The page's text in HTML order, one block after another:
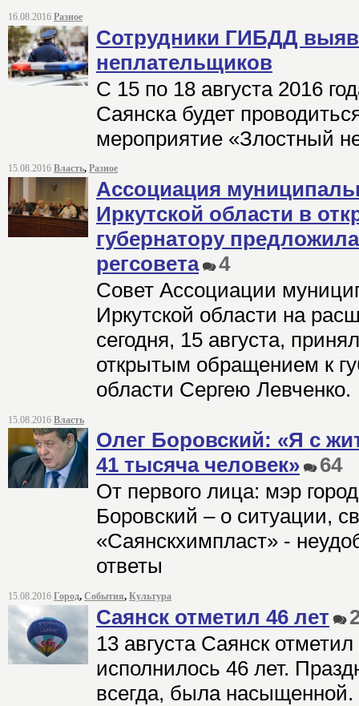
16.08.2016 Разное
Сотрудники ГИБДД
неплательщиков
С 15 по 18 августа 2016
Саянска будет
мероприятие «Злостный
15.08.2016 Власть, Разное
Ассоциация
Иркутской области в
губернатору
регсовета
4
Совет Ассоциации
Иркутской области на
сегодня, 15 августа,
открытым обращением к
области Сергею Левченко.
15.08.2016 Власть
Олег Боровский: «Я с
41 тысяча человек»
64
От первого лица: мэр
Боровский – о ситуации,
«Саянскхимпласт» -
ответы
15.08.2016 Город, События, Культура
Саянск отметил 46 лет
13 августа Саянск
исполнилось 46 лет.
всегда, была насыщенной.